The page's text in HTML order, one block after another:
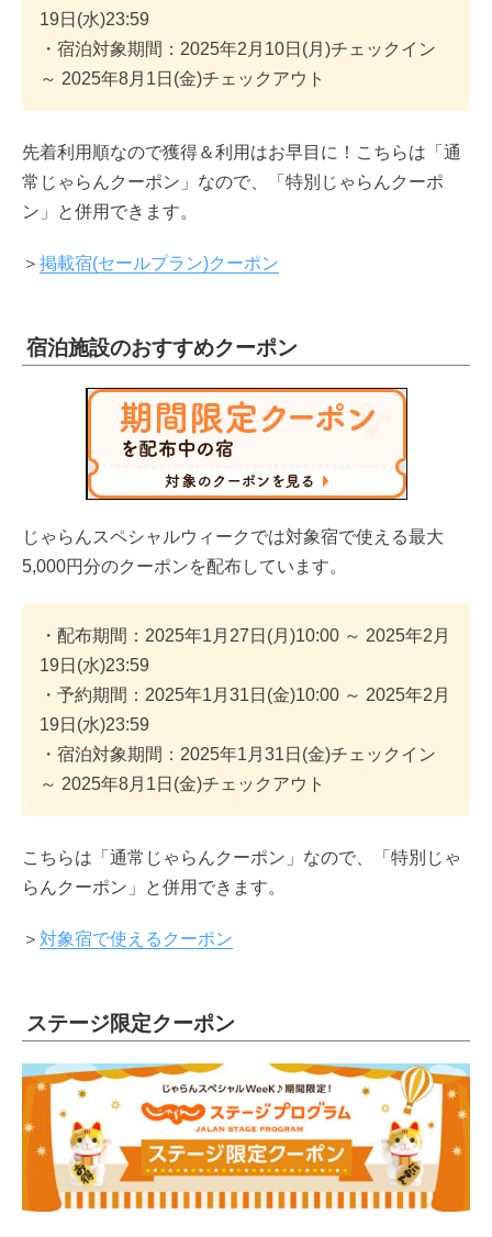
19日(水)23:59
・宿泊対象期間：2025年2月10日(月)チェックイン
～ 2025年8月1日(金)チェックアウト
先着利用順なので獲得＆利用はお早目に！こちらは「通
常じゃらんクーポン」なので、「特別じゃらんクーポ
ン」と併用できます。
＞ 掲載宿(セールプラン)クーポン
宿泊施設のおすすめクーポン
じゃらんスペシャルウィークでは対象宿で使える最大
5,000円分のクーポンを配布しています。
・配布期間：2025年1月27日(月)10:00 ～ 2025年2月
19日(水)23:59
・予約期間：2025年1月31日(金)10:00 ～ 2025年2月
19日(水)23:59
・宿泊対象期間：2025年1月31日(金)チェックイン
～ 2025年8月1日(金)チェックアウト
こちらは「通常じゃらんクーポン」なので、「特別じゃ
らんクーポン」と併用できます。
＞ 対象宿で使えるクーポン
ステージ限定クーポン